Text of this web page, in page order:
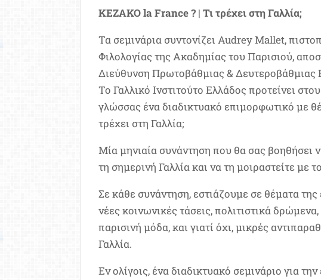
KEZAKO la France ? | Τι τρέχει στη Γαλλία;
Τα σεμινάρια συντονίζει Audrey Mallet,
Φιλολογίας της Ακαδημίας του Παρισιού,
Διεύθυνση Πρωτοβάθμιας & Δευτεροβάθμιας
Το Γαλλικό Ινστιτούτο Ελλάδος προτείνει
γλώσσας ένα διαδικτυακό επιμορφωτικό με
τρέχει στη Γαλλία;
Μία μηνιαία συνάντηση που θα σας βοηθήσει
τη σημερινή Γαλλία και να τη μοιραστείτε με
Σε κάθε συνάντηση, εστιάζουμε σε θέματα της
νέες κοινωνικές τάσεις, πολιτιστικά δρώμενα,
παρισινή μόδα, και γιατί όχι, μικρές
Γαλλία.
Εν ολίγοις, ένα διαδικτυακό σεμινάριο για